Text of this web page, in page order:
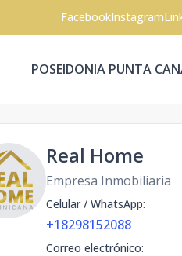
FacebookInstagram
POSEIDONIA PUNTA
Real Home
Empresa Inmobiliaria
Celular / WhatsApp:
+18298152088
Correo electrónico: